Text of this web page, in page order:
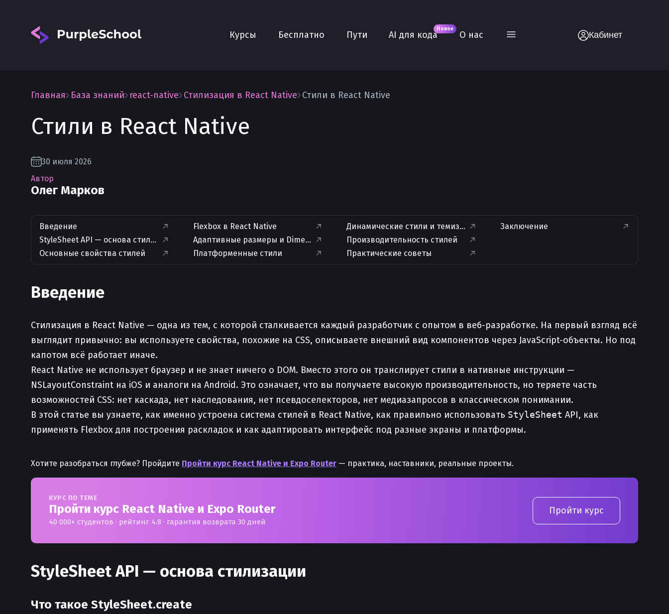
Курсы Бесплатно Пути AI для кода
Новое
О нас Кабинет
О нас
AI Собеседование
Главная База знаний react-native Стилизация в React Native Стили в React Native
Стили в React Native
30 июля 2026
Автор
Олег Марков
Введение
StyleSheet API — основа стилизации
Основные свойства стилей
Flexbox в React Native
Адаптивные размеры и Dimensions
Платформенные стили
Динамические стили и темизация
Производительность стилей
Практические советы
Заключение
Введение
Стилизация в React Native — одна из тем, с которой сталкивается каждый разработчик с опытом в веб-разработке. На первый взгляд всё
выглядит привычно: вы используете свойства, похожие на CSS, описываете внешний вид компонентов через JavaScript-объекты. Но под
капотом всё работает иначе.
React Native не использует браузер и не знает ничего о DOM. Вместо этого он транслирует стили в нативные инструкции —
NSLayoutConstraint на iOS и аналоги на Android. Это означает, что вы получаете высокую производительность, но теряете часть
возможностей CSS: нет каскада, нет наследования, нет псевдоселекторов, нет медиазапросов в классическом понимании.
В этой статье вы узнаете, как именно устроена система стилей в React Native, как правильно использовать StyleSheet API, как
применять Flexbox для построения раскладок и как адаптировать интерфейс под разные экраны и платформы.
Хотите разобраться глубже? Пройдите Пройти курс React Native и Expo Router — практика, наставники, реальные проекты.
КУРС ПО ТЕМЕ
Пройти курс React Native и Expo Router
40 000+ студентов · рейтинг 4.8 · гарантия возврата 30 дней
Пройти курс
StyleSheet API — основа стилизации
Что такое StyleSheet.create